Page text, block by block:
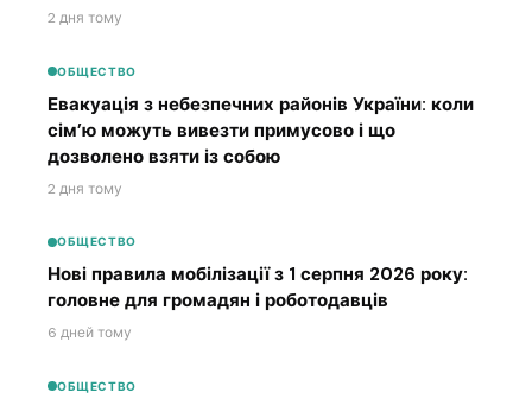
2 дня тому
ОБЩЕСТВО
Евакуація з небезпечних районів України: коли
сім’ю можуть вивезти примусово і що
дозволено взяти із собою
2 дня тому
ОБЩЕСТВО
Нові правила мобілізації з 1 серпня 2026 року:
головне для громадян і роботодавців
6 дней тому
ОБЩЕСТВО